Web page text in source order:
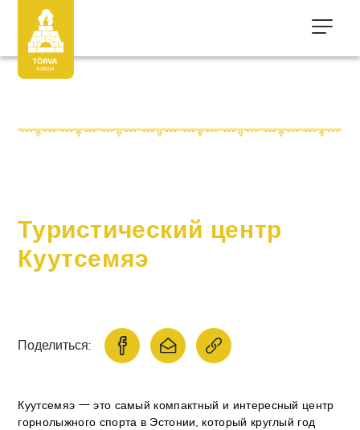
Туристический центр
Куутсемяэ
Поделиться:
Куутсемяэ — это самый компактный и интересный центр
горнолыжного спорта в Эстонии, который круглый год